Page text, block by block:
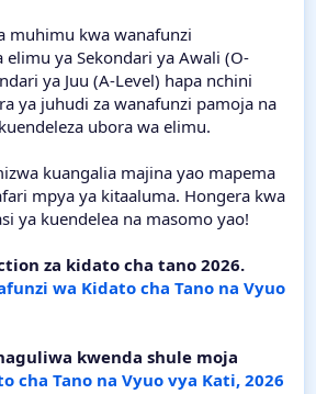
muhimu kwa wanafunzi
ya Sekondari ya Awali (O-
ya Juu (A-Level) hapa nchini
ya juhudi za wanafunzi pamoja na
ubora wa elimu.
kuangalia majina yao mapema
mpya ya kitaaluma. Hongera kwa
ya kuendelea na masomo yao!
za kidato cha tano 2026.
wa Kidato cha Tano na Vyuo
kwenda shule moja
cha Tano na Vyuo vya Kati, 2026